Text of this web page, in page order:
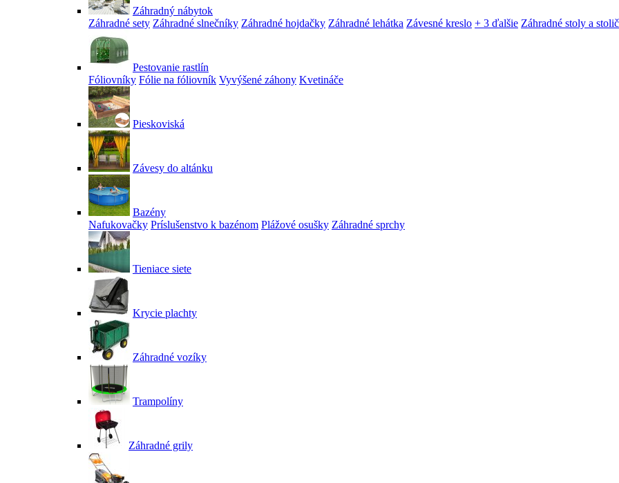
Záhradný nábytok
Záhradné sety Záhradné slnečníky Záhradné hojdačky Záhradné lehátka Závesné kreslo + 3 ďalšie Záhradné stoly a
Pestovanie rastlín
Fóliovníky Fólie na fóliovník Vyvýšené záhony Kvetináče
Pieskoviská
Závesy do altánku
Bazény
Nafukovačky Príslušenstvo k bazénom Plážové osušky Záhradné sprchy
Tieniace siete
Krycie plachty
Záhradné vozíky
Trampolíny
Záhradné grily